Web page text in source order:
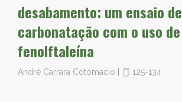
desabamento: um ensaio de
carbonatação com o uso de
fenolftaleína
André Carrara Cotomacio 125-134